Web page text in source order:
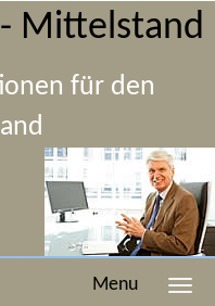
Mittelstand
für den
Menu